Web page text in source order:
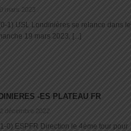
mars 2023
1) USL Londinières se relance dans le
19 mars 2023, [...]
-ES PLATEAU FR
décembre 2022
0) ESPFR Direction le 4ème tour pour